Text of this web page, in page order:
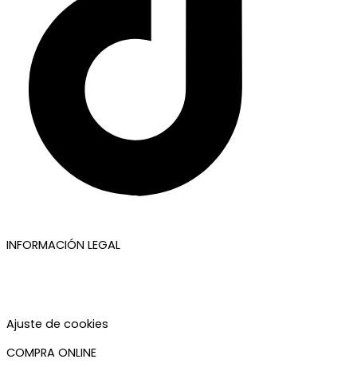
INFORMACIÓN LEGAL
Ajuste de cookies
COMPRA ONLINE